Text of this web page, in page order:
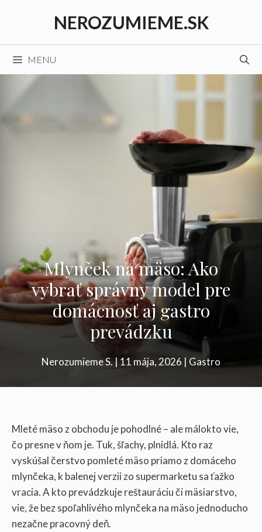
NEROZUMIEME.SK
MENU
Mlynček na mäso: Ako
vybrať správny model pre
domácnosť aj gastro
prevádzku
Nerozumieme S.|11 mája, 2026 | Gastro
Mleté mäso z obchodu je pohodlné – ale málokto vie,
čo presne v ňom je. Tuk, šľachy, plnidlá. Kto raz
vyskúšal čerstvo pomleté mäso priamo z domáceho
mlynčeka, k balenej verzii zo supermarketu sa ťažko
vracia. A kto prevádzkuje reštauráciu či mäsiarstvo,
vie, že bez spoľahlivého mlynčeka na mäso jednoducho
nezačne pracovný deň.